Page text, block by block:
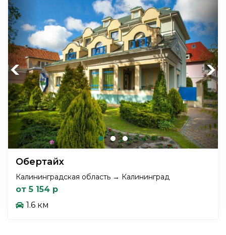
Previous Next
Обертайх
Калининградская область → Калининград
от 5 154 р
1.6 км